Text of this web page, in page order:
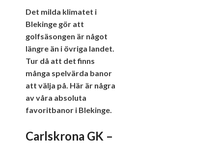
Det milda klimatet i
Blekinge gör att
golfsäsongen är något
längre än i övriga landet.
Tur då att det finns
många spelvärda banor
att välja på. Här är några
av våra absoluta
favoritbanor i Blekinge.
Carlskrona GK –